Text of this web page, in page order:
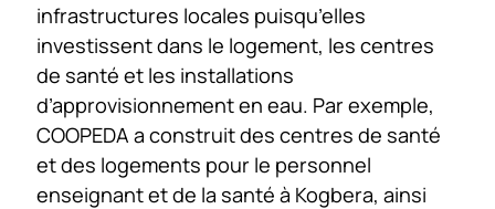
infrastructures locales puisqu’elles
investissent dans le logement, les centres
de santé et les installations
d’approvisionnement en eau. Par exemple,
COOPEDA a construit des centres de santé
et des logements pour le personnel
enseignant et de la santé à Kogbera, ainsi